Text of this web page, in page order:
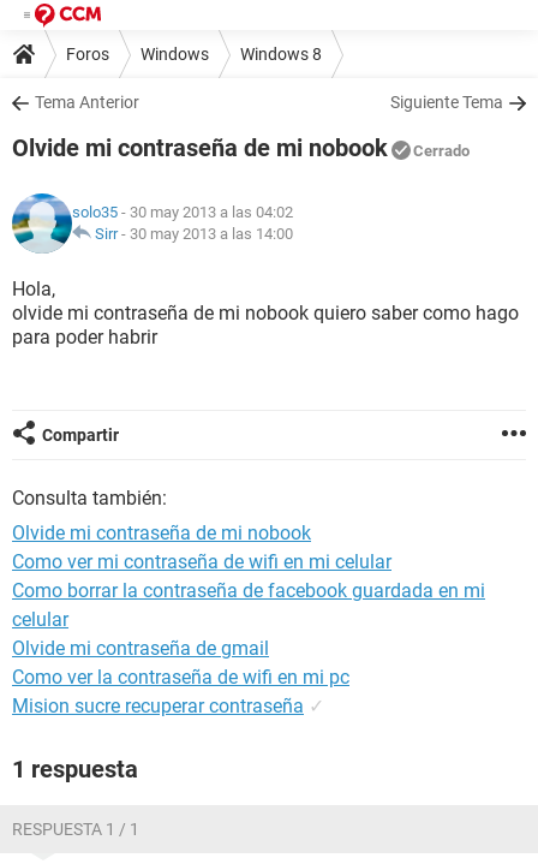
Foros Windows Windows 8
Tema Anterior Siguiente Tema
Olvide mi contraseña de mi nobook Cerrado
solo35 - 30 may 2013 a las 04:02
Sirr- 30 may 2013 a las 14:00
Hola,
olvide mi contraseña de mi nobook quiero saber como hago
para poder habrir
Compartir
Consulta también:
Olvide mi contraseña de mi nobook
Como ver mi contraseña de wifi en mi celular
Como borrar la contraseña de facebook guardada en mi
celular
Olvide mi contraseña de gmail
Como ver la contraseña de wifi en mi pc
Mision sucre recuperar contraseña ✓
1 respuesta
RESPUESTA 1 / 1